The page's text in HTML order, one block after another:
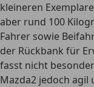
kleineren
aber rund 100
Fahrer sowie
der Rückbank für
fasst nicht
Mazda2 jedoch agil